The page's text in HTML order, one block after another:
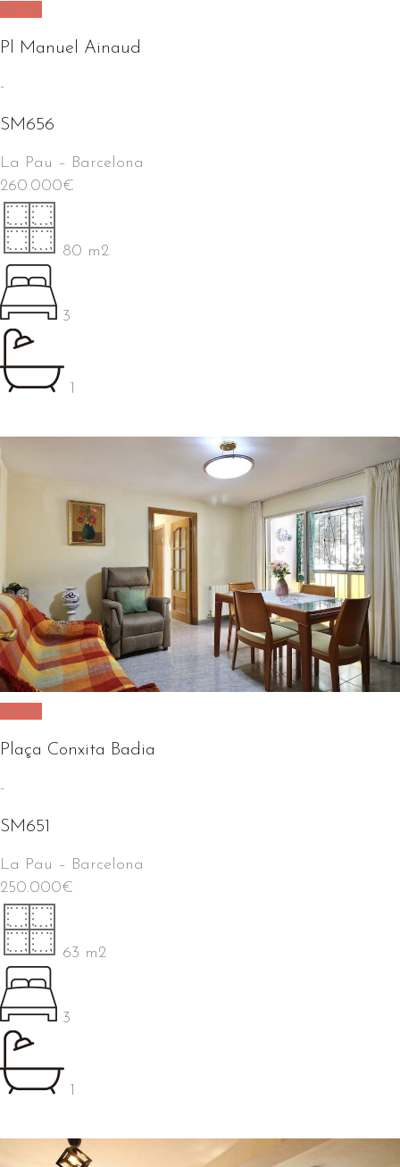
Venta
Pl Manuel Ainaud
-
SM656
La Pau – Barcelona
260.000€
80 m2
3
1
Venta
Plaça Conxita Badia
-
SM651
La Pau – Barcelona
250.000€
63 m2
3
1